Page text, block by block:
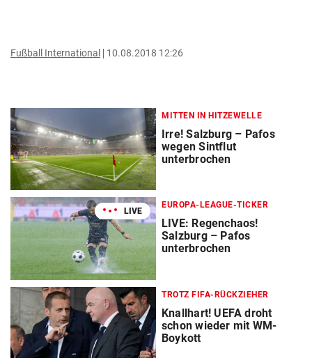
Fußball International 10.08.2018 12:26
MITTEN IN HITZEWELLE
Irre! Salzburg – Pafos
wegen Sintflut
unterbrochen
LIVE
EUROPA-LEAGUE-TICKER
LIVE: Regenchaos!
Salzburg – Pafos
unterbrochen
TROTZ FIFA-RÜCKZIEHER
Knallhart! UEFA droht
schon wieder mit WM-
Boykott